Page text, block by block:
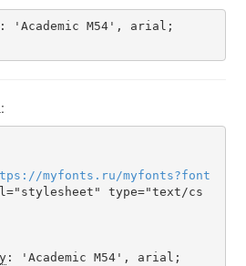
://myfonts . ru/myfonts?font
type="text/cs
: 'Academic M54', arial;